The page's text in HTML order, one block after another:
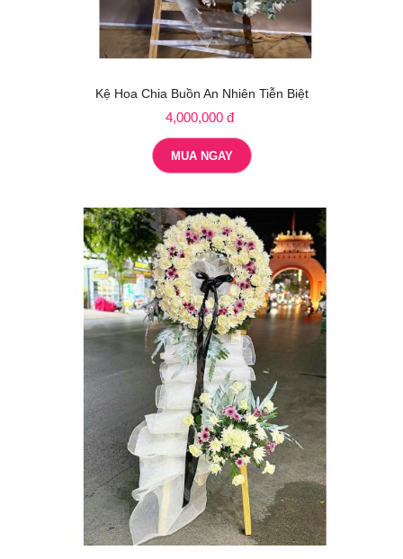
Kệ Hoa Chia Buồn An Nhiên Tiễn Biệt
4,000,000 đ
MUA NGAY